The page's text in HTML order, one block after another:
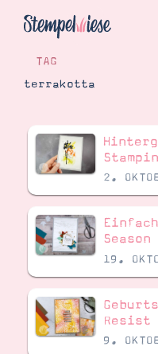
Hier
Katalog
Bestellen
TAG
terrakotta
2.
19.
Resist
9.